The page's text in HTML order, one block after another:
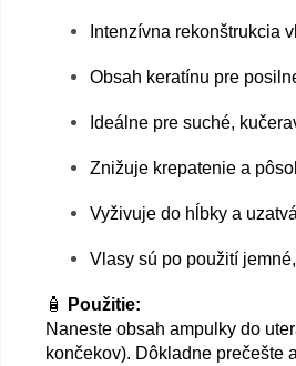
Intenzívna rekonštrukcia
Obsah keratínu pre
Ideálne pre suché,
Znižuje krepatenie a
Vyživuje do hĺbky a
Vlasy sú po použití
🧴
Použitie:
Naneste obsah ampulky do
končekov). Dôkladne prečešte